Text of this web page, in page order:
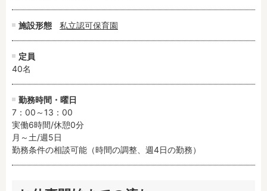
施設形態 私立認可保育園
定員
40名
勤務時間・曜日
7：00～13：00
実働6時間/休憩0分
月～土/週5日
勤務条件の相談可能（時間の調整、週4日の勤務）